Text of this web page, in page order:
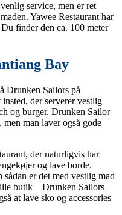
service, men er ret
Yawee Restaurant har
finder den ca. 100 meter
Bay
Drunken Sailors på
der serverer vestlig
og burger. Drunken Sailor
man laver også gode
der naturligvis har
og lave borde.
er det med vestlig mad
butik – Drunken Sailors
at lave sko og accessories